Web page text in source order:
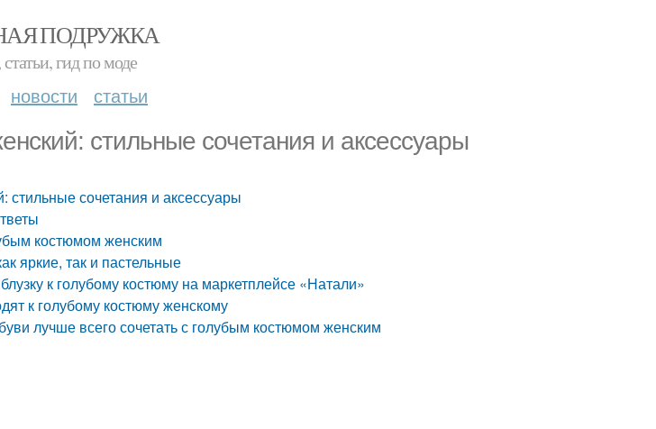
ПОДРУЖКА
гид по моде
новости статьи
стильные сочетания и аксессуары
стильные сочетания и аксессуары
костюмом женским
яркие, так и пастельные
к голубому костюму на маркетплейсе «Натали»
к голубому костюму женскому
лучше всего сочетать с голубым костюмом женским